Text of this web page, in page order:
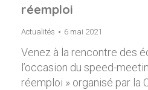
réemploi
Actualités 6 mai 2021
Venez à la rencontre des
l’occasion du speed-
réemploi » organisé par la